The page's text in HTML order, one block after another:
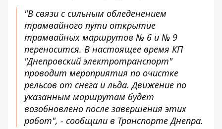
"В связи с сильным обледенением
трамвайного пути открытие
трамвайных маршрутов № 6 и № 9
переносится. В настоящее время КП
"Днепровский электротранспорт"
проводит мероприятия по очистке
рельсов от снега и льда. Движение по
указанным маршрутам будет
возобновлено после завершения этих
работ", - сообщили в Транспорте Днепра.